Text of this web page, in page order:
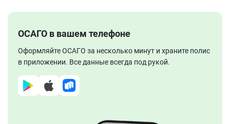
ОСАГО в вашем телефоне
Оформляйте ОСАГО за несколько минут и храните полис
в приложении. Все данные всегда под рукой.